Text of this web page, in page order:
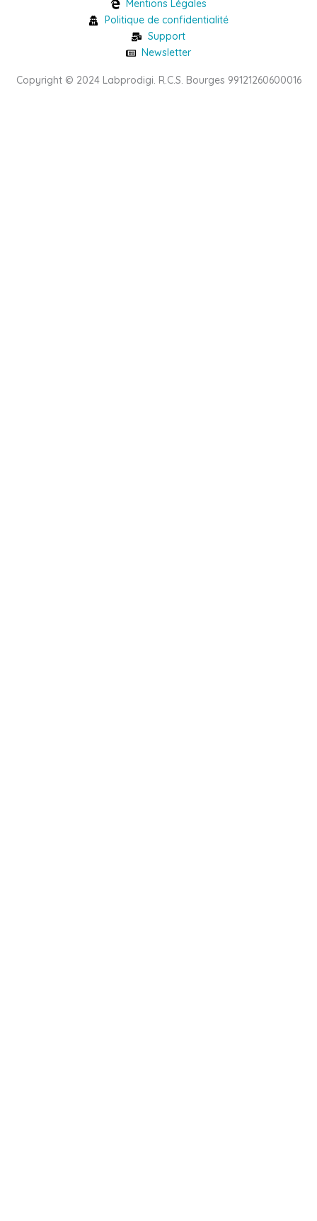
Mentions Légales
Politique de confidentialité
Support
Newsletter
Copyright © 2024 Labprodigi. R.C.S. Bourges 99121260600016